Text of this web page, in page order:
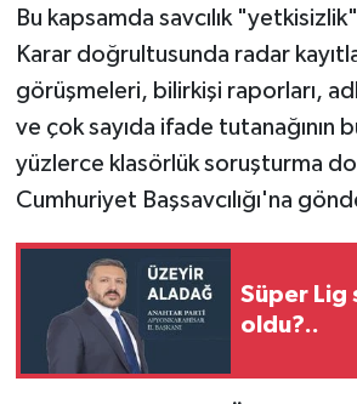
Bu kapsamda savcılık
Karar doğrultusunda radar
görüşmeleri, bilirkişi raporları,
ve çok sayıda ifade tutanağının
yüzlerce klasörlük soruşturma
Cumhuriyet Başsavcılığı'na
Süper Lig
oldu?..